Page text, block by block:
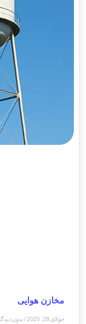
مخازن هوایی
جولای 28, 2025 بدون دیدگاه